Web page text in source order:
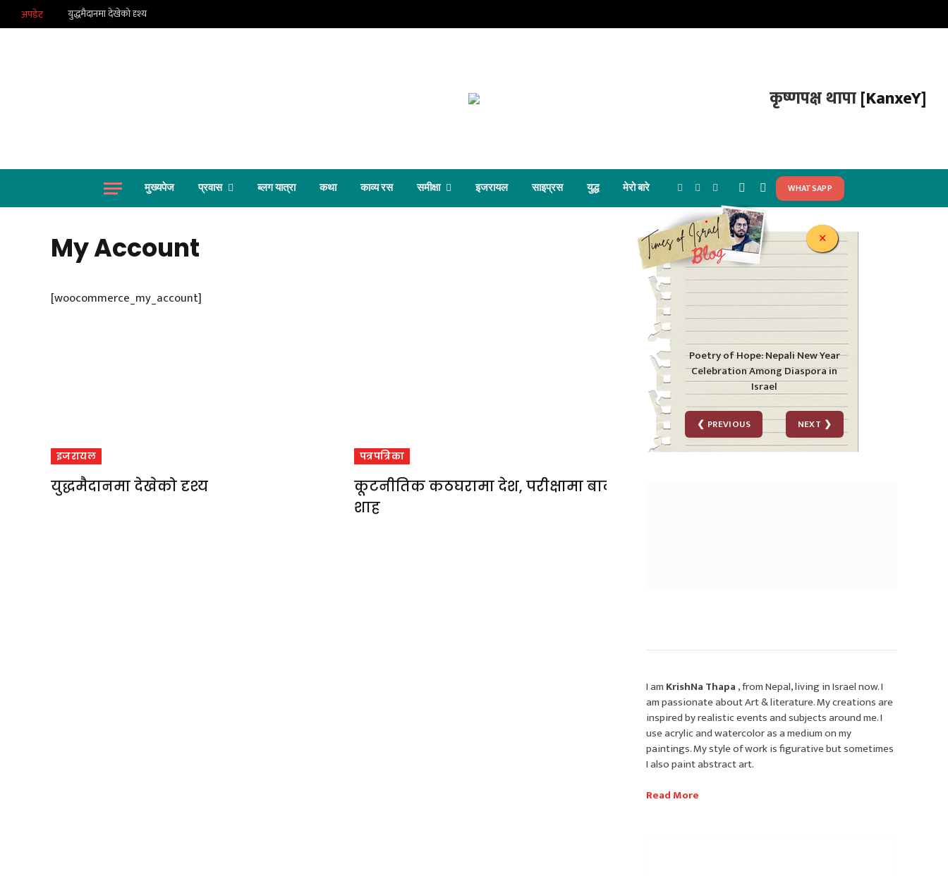
अपडेट युद्धमैदानमा देखेको दृश्य
कृष्णपक्ष थापा[KanxeY]
मुख्यपेज प्रवास ब्लग यात्रा कथा काव्य रस समीक्षा इजरायल साइप्रस युद्ध मेरो बारे Facebook
X
(Twitter)
Instagram WHATSAPP
My Account
[woocommerce_my_account]
इजरायल
युद्धमैदानमा देखेको दृश्य
पत्रपत्रिका
कूटनीतिक कठघरामा देश, परीक्षामा बालेन
शाह
पत्रपत्रिका
.
×
Mental Strain Grows among
Nepali Workers in Israel during
War
❮ PREVIOUS NEXT ❯
I am KrishNa Thapa , from Nepal, living in Israel now. I
am passionate about Art & literature. My creations are
inspired by realistic events and subjects around me. I
use acrylic and watercolor as a medium on my
paintings. My style of work is figurative but sometimes
I also paint abstract art.
Read More